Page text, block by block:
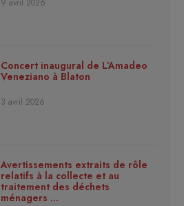
9 avril 2026
Concert inaugural de L’Amadeo
Veneziano à Blaton
3 avril 2026
Avertissements extraits de rôle
relatifs à la collecte et au
traitement des déchets
ménagers …